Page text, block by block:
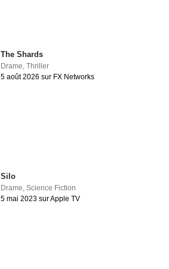
The Shards
Drame ,Thriller
5 août 2026 sur FX Networks
Silo
Drame,Science Fiction
5 mai 2023 sur Apple TV